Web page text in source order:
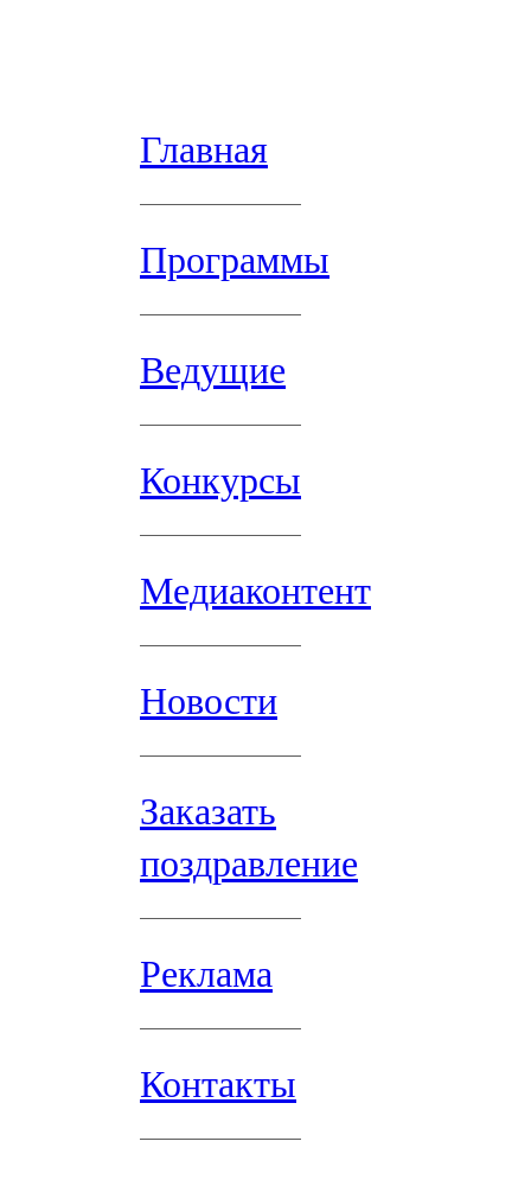
Главная
Программы
Ведущие
Конкурсы
Медиаконтент
Новости
Заказать
поздравление
Реклама
Контакты